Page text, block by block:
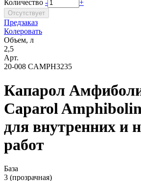
Количество - +
Предзаказ
Колеровать
Объем, л
2,5
Арт.
20-008 CAMPH3235
Капарол
Caparol
для внутренних и
работ
База
3 (прозрачная)